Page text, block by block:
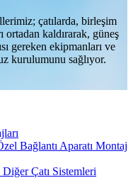
çatılarda, birleşim
ortadan kaldırarak, güneş
gereken ekipmanları ve
kurulumunu sağlıyor.
Bağlantı Aparatı Montaj
Çatı Sistemleri